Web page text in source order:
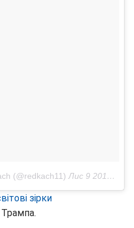
(@redkach11) Лис 9 2016 в 12:58 PST
зірки